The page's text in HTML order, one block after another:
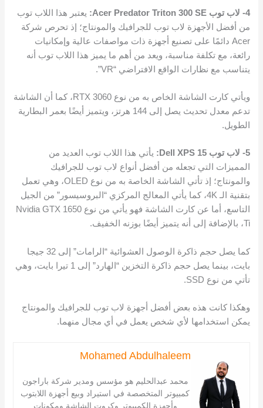
4- لاب توب Acer Predator Triton 300 SE:
يعتبر هذا اللاب توب
من أفضل الأجهزة لاب توب للجرافيك والمونتاج؛ إذ تحرص شركة
Acer دائمًا على تصنيع أجهزة ذات مواصفات عالية وإمكانيات
رائعة، مع تكلفة مناسبة، ويعد من أهم ما يميز هذا اللاب توب أنه
يتناسب مع نظارات الواقع الافتراضي “VR”.
ويأتي كارت الشاشة الخاص به من نوع RTX 3060، كما أن الشاشة
تدعم معدل تحديث يصل إلى 144 هرتز، ويتميز أيضًا بعمر البطارية
الطويل.
5- لاب توب Dell XPS 15:
يأتي هذا اللاب توب العديد من
المميزات التي تجعله من أفضل أنواع لاب توب للجرافيك
والمونتاج؛ إذ تأتي الشاشة الخاصة به من نوع OLED، وهي تعمل
بتقنية الـ 4K، كما يأتي المعالج المركزي “البروسيسور” من الجيل
التاسع، أما عن كارت الشاشة فهو يأتي من نوع Nvidia GTX 1650
Ti، بالإضافة إلى أنه يتميز أيضًا بوزنه الخفيف.
كما يصل حجم ذاكرة الوصول العشوائية “الرامات” إلى 32 جيجا
بايت، بينما يصل حجم ذاكرة التخزين “الهارد” إلى 1 تيرا بايت، وهي
تأتي من نوع SSD.
وهكذا كانت هذه بعض أفضل أجهزة لاب توب للجرافيك والمونتاج
يمكن استخدامها لأي شخص يعمل في أي مجال منهما.
Mohamed Abdulhaleem
محمد عبدالحليم هو مؤسس ومدير شركة باراجون
كمبيوتر المتخصصة في استيراد وبيع أجهزة اللابتوب
وأجهزة الكمبيوتر وكروت الشاشة ومكونات